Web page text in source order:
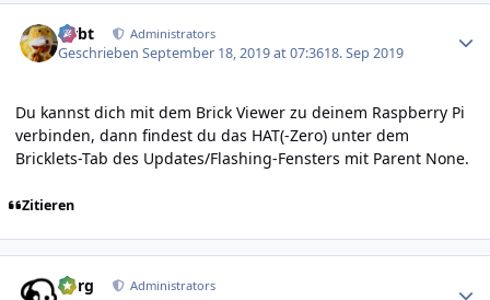
rtrbt Administrators
GeschriebenSeptember 18, 2019 at 07:3618. Sep 2019
Du kannst dich mit dem Brick Viewer zu deinem Raspberry Pi
verbinden, dann findest du das HAT(-Zero) unter dem
Bricklets-Tab des Updates/Flashing-Fensters mit Parent None.
Zitieren
borg Administrators